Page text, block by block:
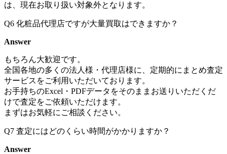
は、現在お取り扱い対象外となります。
Q6 化粧品代理店ですが大量買取はできますか？
Answer
もちろん大歓迎です。
全国各地の多くの法人様・代理店様に、定期的にまとめ査定
サービスをご利用いただいております。
お手持ちのExcel・PDFデータをそのままお送りいただくだ
けで査定をご依頼いただけます。
まずはお気軽にご相談ください。
Q7 査定にはどのくらい時間がかかりますか？
Answer